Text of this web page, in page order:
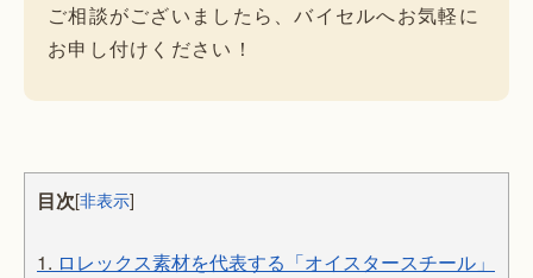
ご相談がございましたら、バイセルへお気軽に
お申し付けください！
目次[非表示]
1. ロレックス素材を代表する「オイスタースチール」